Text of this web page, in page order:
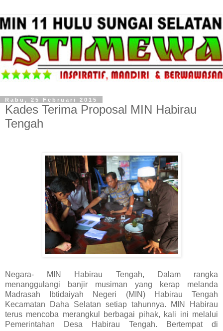
Rabu, 25 Februari 2015
Kades Terima Proposal MIN Habirau
Tengah
Negara- MIN Habirau Tengah, Dalam rangka
menanggulangi banjir musiman yang kerap melanda
Madrasah Ibtidaiyah Negeri (MIN) Habirau Tengah
Kecamatan Daha Selatan setiap tahunnya. MIN Habirau
terus mencoba merangkul berbagai pihak, kali ini melalui
Pemerintahan Desa Habirau Tengah. Bertempat di